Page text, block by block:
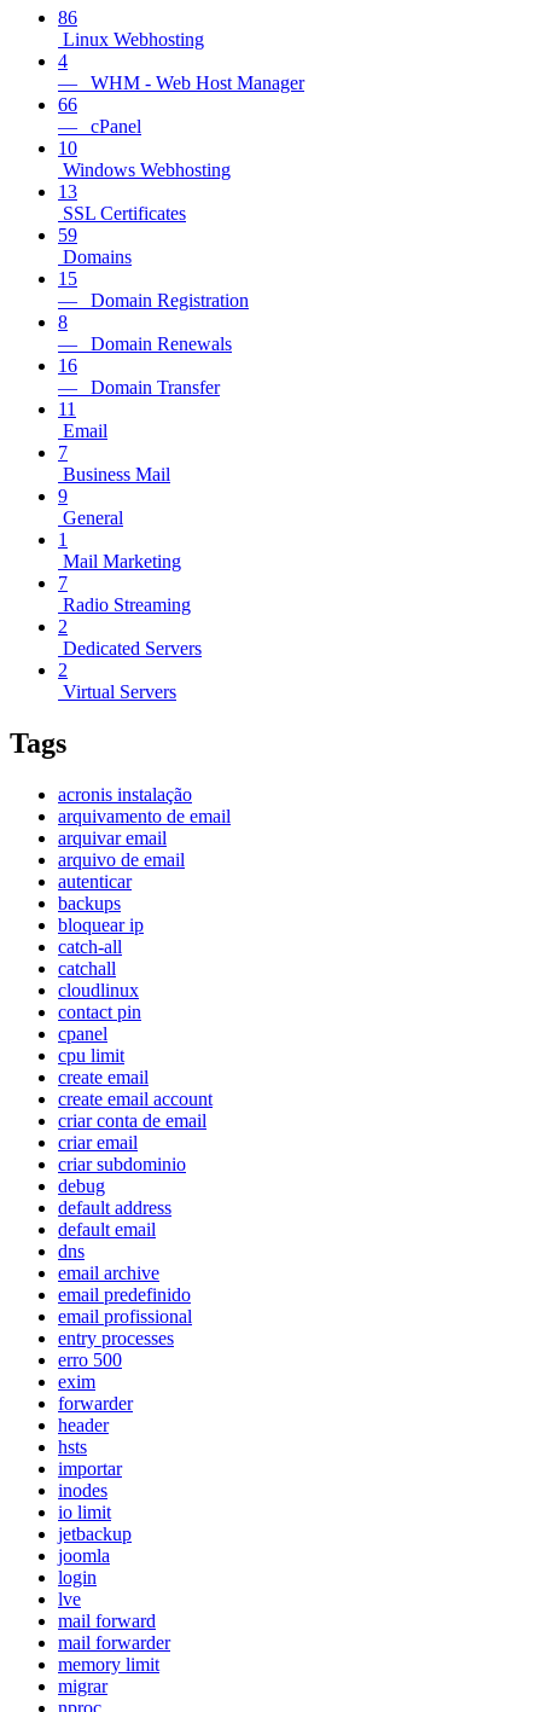
86
Linux Webhosting
4
— WHM - Web Host Manager
66
— cPanel
10
Windows Webhosting
13
SSL Certificates
59
Domains
15
— Domain Registration
8
— Domain Renewals
16
— Domain Transfer
11
Email
7
Business Mail
9
General
1
Mail Marketing
7
Radio Streaming
2
Dedicated Servers
2
Virtual Servers
Tags
acronis instalação
arquivamento de email
arquivar email
arquivo de email
autenticar
backups
bloquear ip
catch-all
catchall
cloudlinux
contact pin
cpanel
cpu limit
create email
create email account
criar conta de email
criar email
criar subdominio
debug
default address
default email
dns
email archive
email predefinido
email profissional
entry processes
erro 500
exim
forwarder
header
hsts
importar
inodes
io limit
jetbackup
joomla
login
lve
mail forward
mail forwarder
memory limit
migrar
nproc